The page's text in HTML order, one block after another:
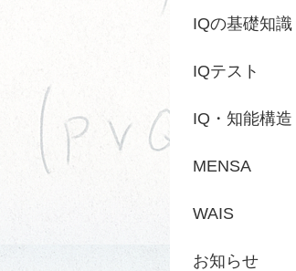
IQの基礎知識
IQテスト
IQ・知能構造
MENSA
WAIS
お知らせ